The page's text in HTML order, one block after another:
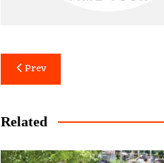
Post
navigation
Prev
Related